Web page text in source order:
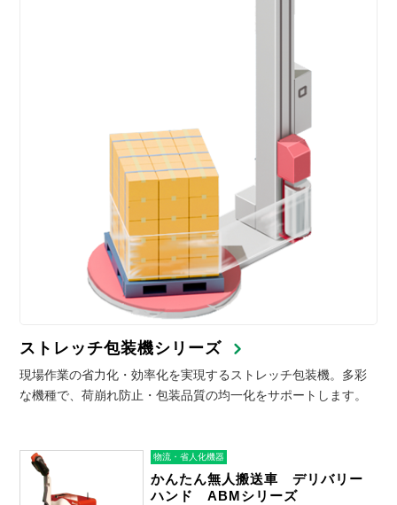
ストレッチ包装機シリーズ
現場作業の省力化・効率化を実現するストレッチ包装機。多彩
な機種で、荷崩れ防止・包装品質の均一化をサポートします。
物流・省人化機器
かんたん無人搬送車 デリバリー
ハンド ABMシリーズ